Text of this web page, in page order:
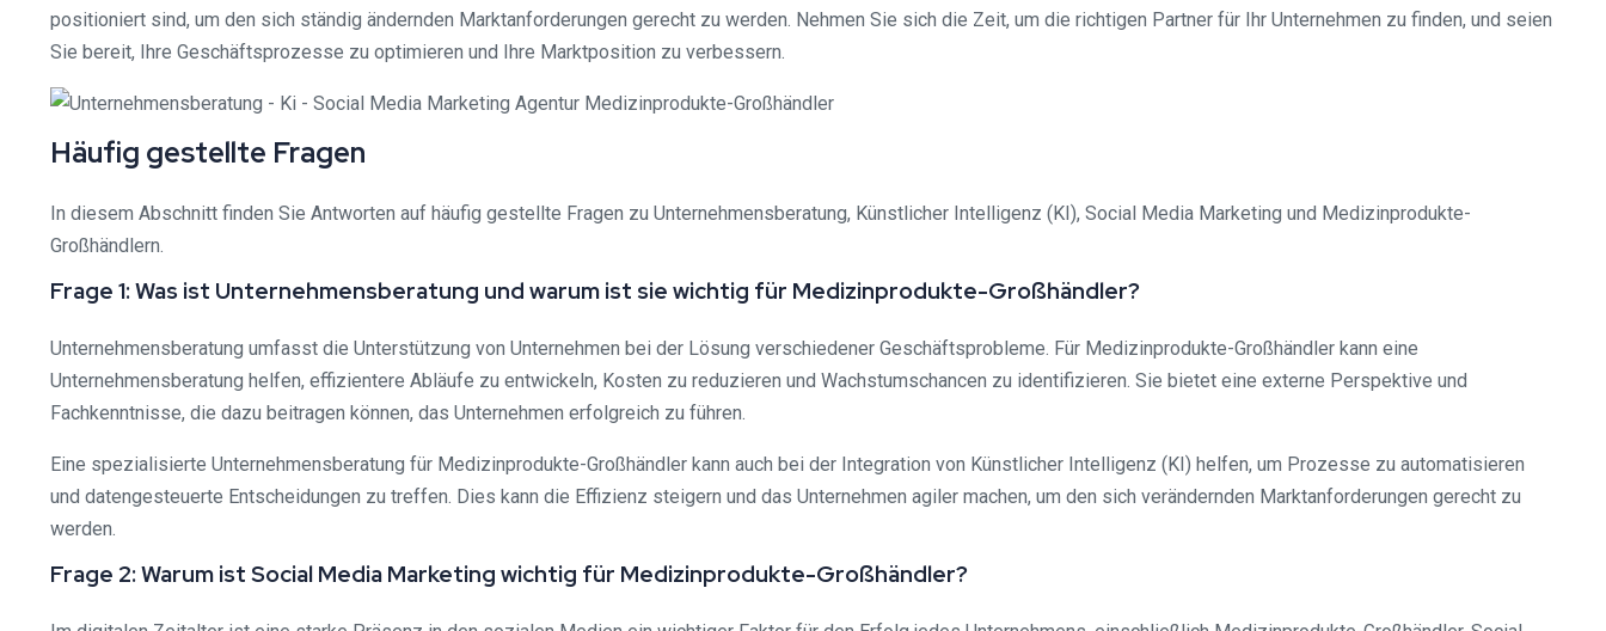
positioniert sind, um den sich ständig ändernden Marktanforderungen gerecht zu werden. Nehmen Sie sich die Zeit, um die richtigen Partner für Ihr Unternehmen zu finden, und seien
Sie bereit, Ihre Geschäftsprozesse zu optimieren und Ihre Marktposition zu verbessern.
Häufig gestellte Fragen
In diesem Abschnitt finden Sie Antworten auf häufig gestellte Fragen zu Unternehmensberatung, Künstlicher Intelligenz (KI), Social Media Marketing und Medizinprodukte-
Großhändlern.
Frage 1: Was ist Unternehmensberatung und warum ist sie wichtig für Medizinprodukte-Großhändler?
Unternehmensberatung umfasst die Unterstützung von Unternehmen bei der Lösung verschiedener Geschäftsprobleme. Für Medizinprodukte-Großhändler kann eine
Unternehmensberatung helfen, effizientere Abläufe zu entwickeln, Kosten zu reduzieren und Wachstumschancen zu identifizieren. Sie bietet eine externe Perspektive und
Fachkenntnisse, die dazu beitragen können, das Unternehmen erfolgreich zu führen.
Eine spezialisierte Unternehmensberatung für Medizinprodukte-Großhändler kann auch bei der Integration von Künstlicher Intelligenz (KI) helfen, um Prozesse zu automatisieren
und datengesteuerte Entscheidungen zu treffen. Dies kann die Effizienz steigern und das Unternehmen agiler machen, um den sich verändernden Marktanforderungen gerecht zu
werden.
Frage 2: Warum ist Social Media Marketing wichtig für Medizinprodukte-Großhändler?